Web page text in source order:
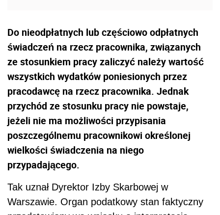
Do nieodpłatnych lub częściowo odpłatnych
świadczeń na rzecz pracownika, związanych
ze stosunkiem pracy zaliczyć należy wartość
wszystkich wydatków poniesionych przez
pracodawcę na rzecz pracownika. Jednak
przychód ze stosunku pracy nie powstaje,
jeżeli nie ma możliwości przypisania
poszczególnemu pracownikowi określonej
wielkości świadczenia na niego
przypadającego.
Tak uznał Dyrektor Izby Skarbowej w
Warszawie. Organ podatkowy stan faktyczny